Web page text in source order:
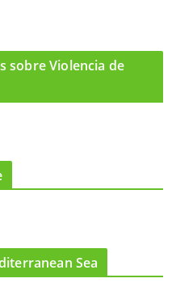
sobre Violencia de
Sea